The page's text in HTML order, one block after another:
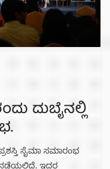
ದುಬೈನಲ್ಲಿ
ಸೈಮಾ ಸಮಾರಂಭ